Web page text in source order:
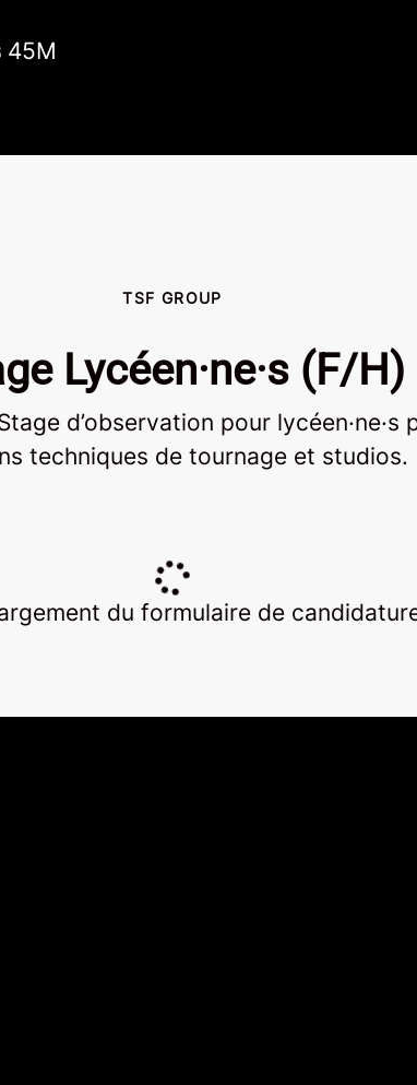
45M
TSF GROUP
Lycéen·ne·s (F/H)
d’observation pour
techniques de tournage et studios.
du formulaire de